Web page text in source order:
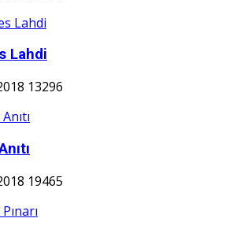
Lahdi
13296
19465